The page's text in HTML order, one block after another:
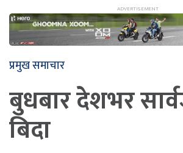
प्रमुख समाचार
बुधबार देशभर
बिदा